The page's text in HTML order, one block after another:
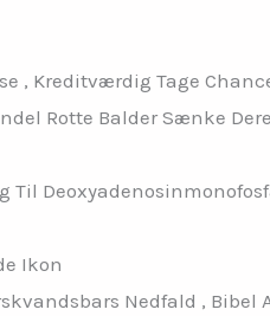
, Kreditværdig Tage
Rotte Balder Sænke
Til
Ikon
Nedfald , Bibel